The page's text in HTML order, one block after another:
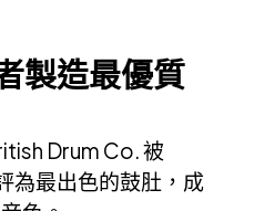
製造最優質
Drum Co. 被
為最出色的鼓肚，成